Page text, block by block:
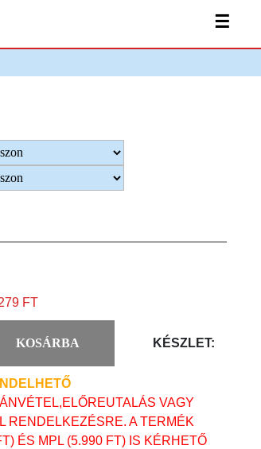
☰
FT
KOSÁRBA KÉSZLET:
VAGY
RENDELKEZÉSRE. A TERMÉK
ÉS MPL (5.990 FT) IS KÉRHETŐ